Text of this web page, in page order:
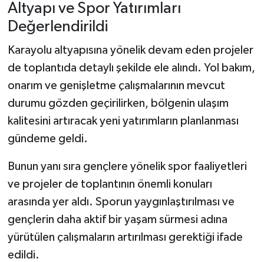
Altyapı ve Spor Yatırımları
Değerlendirildi
Karayolu altyapısına yönelik devam eden projeler
de toplantıda detaylı şekilde ele alındı. Yol bakım,
onarım ve genişletme çalışmalarının mevcut
durumu gözden geçirilirken, bölgenin ulaşım
kalitesini artıracak yeni yatırımların planlanması
gündeme geldi.
Bunun yanı sıra gençlere yönelik spor faaliyetleri
ve projeler de toplantının önemli konuları
arasında yer aldı. Sporun yaygınlaştırılması ve
gençlerin daha aktif bir yaşam sürmesi adına
yürütülen çalışmaların artırılması gerektiği ifade
edildi.